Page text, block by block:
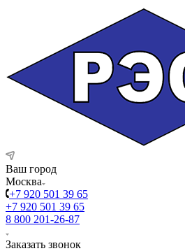
Ваш город
Москва
+7 920 501 39 65
+7 920 501 39 65
8 800 201-26-87
Заказать звонок